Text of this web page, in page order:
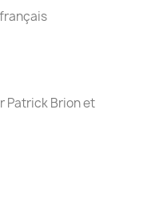
Patrick Brion et